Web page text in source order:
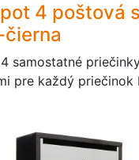
4 poštová
samostatné
pre každý priečinok